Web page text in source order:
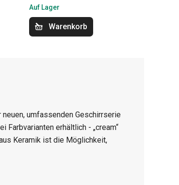
Auf Lager
Warenkorb
umfassenden Geschirrserie
Farbvarianten erhältlich - „cream“
Keramik ist die Möglichkeit,